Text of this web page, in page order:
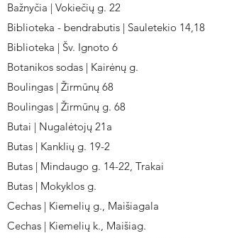
Bažnyčia | Vokiečių g. 22
Biblioteka - bendrabutis | Sauletekio 14,18
Biblioteka | Šv. Ignoto 6
Botanikos sodas | Kairėnų g.
Boulingas | Žirmūnų 68
Boulingas | Žirmūnų g. 68
Butai | Nugalėtojų 21a
Butas | Kanklių g. 19-2
Butas | Mindaugo g. 14-22, Trakai
Butas | Mokyklos g.
Cechas | Kiemelių g., Maišiagala
Cechas | Kiemelių k., Maišiag.